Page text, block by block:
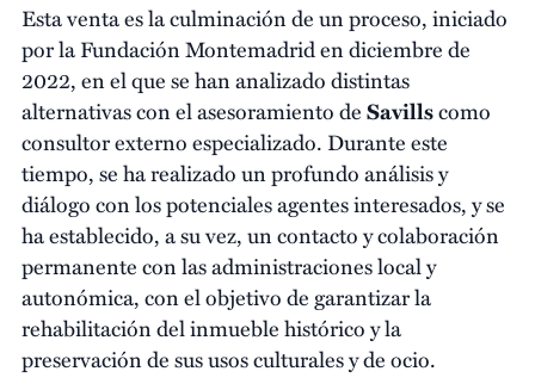
Esta venta es la culminación de un proceso, iniciado
por la Fundación Montemadrid en diciembre de
2022, en el que se han analizado distintas
alternativas con el asesoramiento deSavillscomo
consultor externo especializado. Durante este
tiempo, se ha realizado un profundo análisis y
diálogo con los potenciales agentes interesados, y se
ha establecido, a su vez, un contacto y colaboración
permanente con las administraciones local y
autonómica, con el objetivo de garantizar la
rehabilitación del inmueble histórico y la
preservación de sus usos culturales y de ocio.